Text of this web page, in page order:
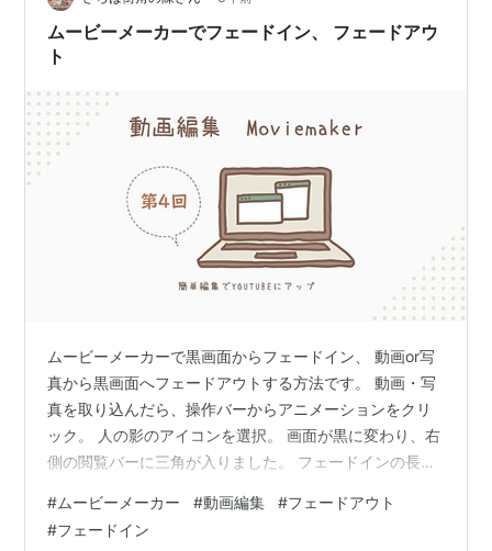
ムービーメーカーでフェードイン、 フェードアウ
ト
ムービーメーカーで黒画面からフェードイン、 動画or写
真から黒画面へフェードアウトする方法です。 動画・写
真を取り込んだら、操作バーからアニメーションをクリ
ック。 人の影のアイコンを選択。 画面が黒に変わり、右
側の閲覧バーに三角が入りました。 フェードインの長さ
「再生時間」から選べます。 フェードアウトします。 ア
ニメーション内にはフェードアウトボタンはありません
#ムービーメーカー #動画編集 #フェードアウト
#フェードイン